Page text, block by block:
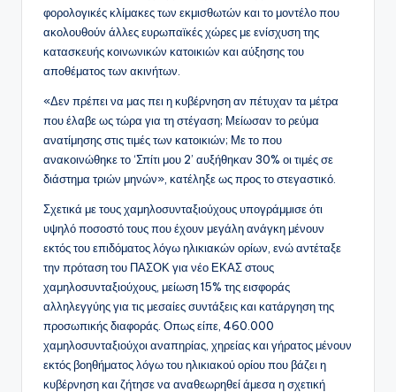
φορολογικές κλίμακες των εκμισθωτών και το μοντέλο που
ακολουθούν άλλες ευρωπαϊκές χώρες με ενίσχυση της
κατασκευής κοινωνικών κατοικιών και αύξησης του
αποθέματος των ακινήτων.
«Δεν πρέπει να μας πει η κυβέρνηση αν πέτυχαν τα μέτρα
που έλαβε ως τώρα για τη στέγαση; Μείωσαν το ρεύμα
ανατίμησης στις τιμές των κατοικιών; Με το που
ανακοινώθηκε το ‘Σπίτι μου 2’ αυξήθηκαν 30% οι τιμές σε
διάστημα τριών μηνών», κατέληξε ως προς το στεγαστικό.
Σχετικά με τους χαμηλοσυνταξιούχους υπογράμμισε ότι
υψηλό ποσοστό τους που έχουν μεγάλη ανάγκη μένουν
εκτός του επιδόματος λόγω ηλικιακών ορίων, ενώ αντέταξε
την πρόταση του ΠΑΣΟΚ για νέο ΕΚΑΣ στους
χαμηλοσυνταξιούχους, μείωση 15% της εισφοράς
αλληλεγγύης για τις μεσαίες συντάξεις και κατάργηση της
προσωπικής διαφοράς. Οπως είπε, 460.000
χαμηλοσυνταξιούχοι αναπηρίας, χηρείας και γήρατος μένουν
εκτός βοηθήματος λόγω του ηλικιακού ορίου που βάζει η
κυβέρνηση και ζήτησε να αναθεωρηθεί άμεσα η σχετική